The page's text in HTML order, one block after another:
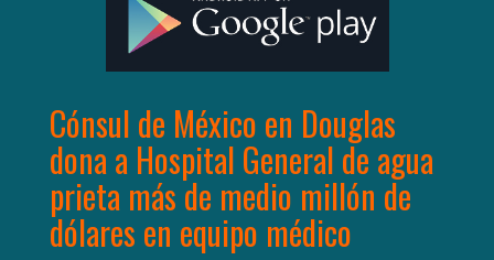
Cónsul de México en Douglas
dona a Hospital General de agua
prieta más de medio millón de
dólares en equipo médico